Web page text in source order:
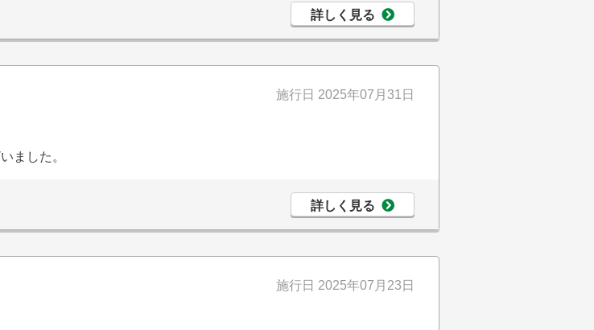
詳しく見る
施行日 2025年07月31日
ました。
詳しく見る
施行日 2025年07月23日